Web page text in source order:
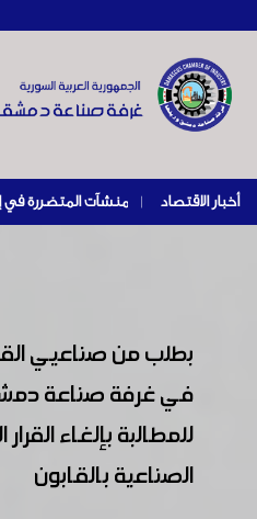
أخبار الاقتصاد |
بطلب من صناعيي
في غرفة صناعة
للمطالبة بإلغاء
الصناعية بالقابون